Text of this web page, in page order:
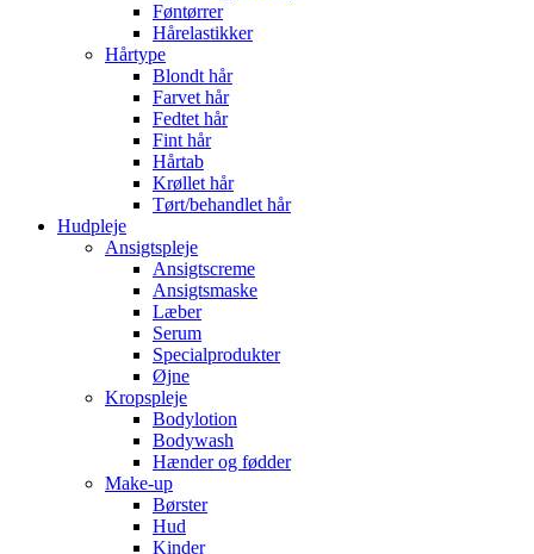
Føntørrer
Hårelastikker
Hårtype
Blondt hår
Farvet hår
Fedtet hår
Fint hår
Hårtab
Krøllet hår
Tørt/behandlet hår
Hudpleje
Ansigtspleje
Ansigtscreme
Ansigtsmaske
Læber
Serum
Specialprodukter
Øjne
Kropspleje
Bodylotion
Bodywash
Hænder og fødder
Make-up
Børster
Hud
Kinder